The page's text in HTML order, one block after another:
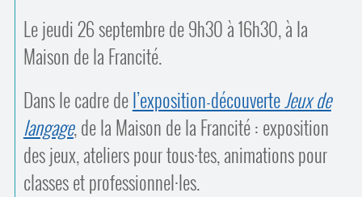
Le jeudi 26 septembre de 9h30 à 16h30, à la
Maison de la Francité.
Dans le cadre del’exposition-découverteJeux de
langage, de la Maison de la Francité : exposition
des jeux, ateliers pour tous·tes, animations pour
classes et professionnel·les.